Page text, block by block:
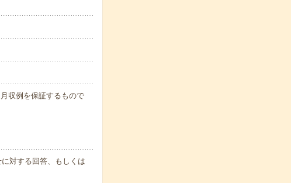
収例を保証するもので
対する回答、もしくは